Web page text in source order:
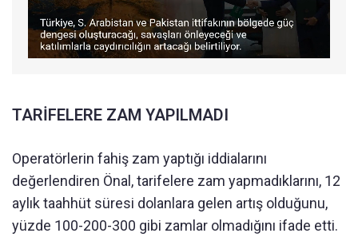
TARİFELERE ZAM YAPILMADI
Operatörlerin fahiş zam yaptığı iddialarını
değerlendiren Önal, tarifelere zam yapmadıklarını, 12
aylık taahhüt süresi dolanlara gelen artış olduğunu,
yüzde 100-200-300 gibi zamlar olmadığını ifade etti.